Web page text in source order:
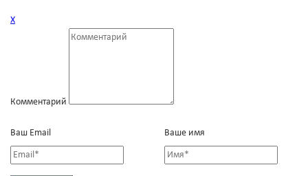
Х
Комментарий
Ваш Email Ваше имя